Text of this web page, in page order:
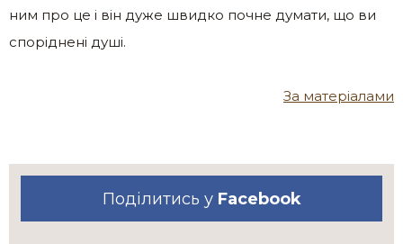
ним про це і він дуже швидко почне думати, що ви
споріднені душі.
За матеріалами
Поділитись у Facebook